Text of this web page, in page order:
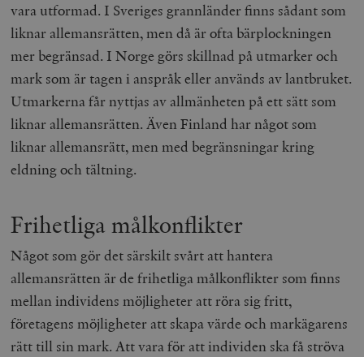
vara utformad. I Sveriges grannländer finns sådant som
liknar allemansrätten, men då är ofta bärplockningen
mer begränsad. I Norge görs skillnad på utmarker och
mark som är tagen i anspråk eller används av lantbruket.
Utmarkerna får nyttjas av allmänheten på ett sätt som
liknar allemansrätten. Även Finland har något som
liknar allemansrätt, men med begränsningar kring
eldning och tältning.
Frihetliga målkonflikter
Något som gör det särskilt svårt att hantera
allemansrätten är de frihetliga målkonflikter som finns
mellan individens möjligheter att röra sig fritt,
företagens möjligheter att skapa värde och markägarens
rätt till sin mark. Att vara för att individen ska få ströva